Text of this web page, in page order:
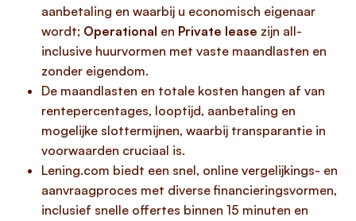
aanbetaling en waarbij u economisch eigenaar
wordt; Operational en Private lease zijn all-
inclusive huurvormen met vaste maandlasten en
zonder eigendom.
De maandlasten en totale kosten hangen af van
rentepercentages, looptijd, aanbetaling en
mogelijke slottermijnen, waarbij transparantie in
voorwaarden cruciaal is.
Lening.com biedt een snel, online vergelijkings- en
aanvraagproces met diverse financieringsvormen,
inclusief snelle offertes binnen 15 minuten en